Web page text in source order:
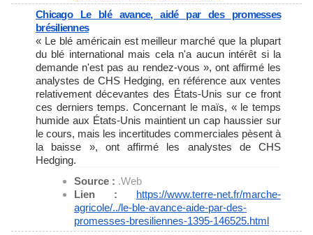
Chicago Le blé avance, aidé par des promesses
brésiliennes
« Le blé américain est meilleur marché que la plupart
du blé international mais cela n'a aucun intérêt si la
demande n'est pas au rendez-vous », ont affirmé les
analystes de CHS Hedging, en référence aux ventes
relativement décevantes des États-Unis sur ce front
ces derniers temps. Concernant le maïs, « le temps
humide aux États-Unis maintient un cap haussier sur
le cours, mais les incertitudes commerciales pèsent à
la baisse », ont affirmé les analystes de CHS
Hedging.
Source : .Web
Lien : https://www.terre-net.fr/marche-
agricole/../le-ble-avance-aide-par-des-
promesses-bresiliennes-1395-146525.html